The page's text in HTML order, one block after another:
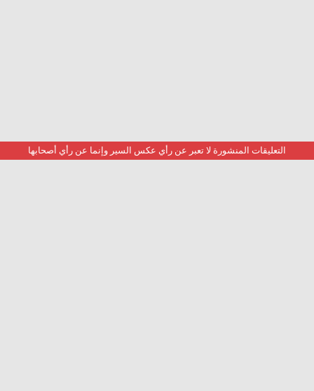
التعليقات المنشورة لا تعبر عن رأي عكس السير وإنما عن رأي أصحابها